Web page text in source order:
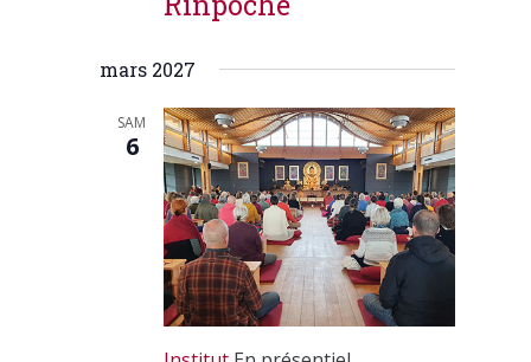
mars 2027
SAM
6